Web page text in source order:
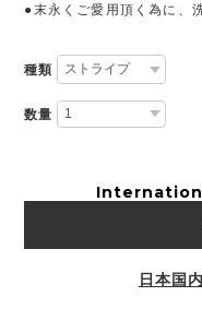
●末永くご愛用頂く為に、
種類
数量
日本国